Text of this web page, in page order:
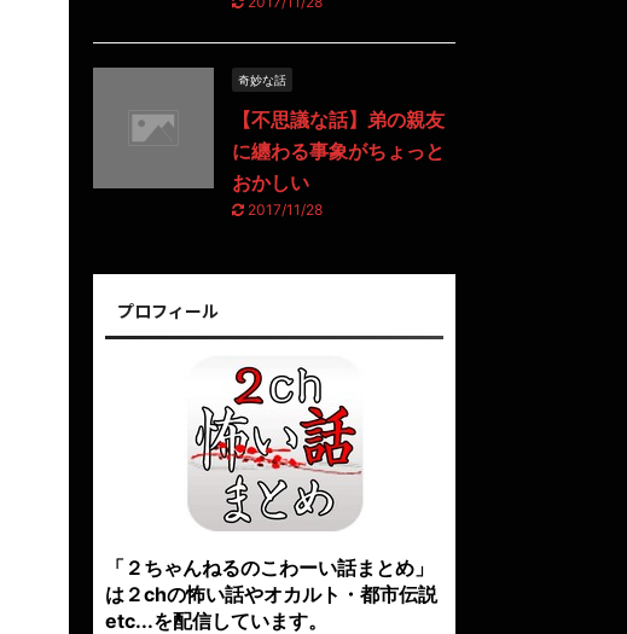
奇妙な話
【不思議な話】弟の親友
に纏わる事象がちょっと
おかしい
2017/11/28
プロフィール
「２ちゃんねるのこわーい話まとめ」
は２chの怖い話やオカルト・都市伝説
etc...を配信しています。